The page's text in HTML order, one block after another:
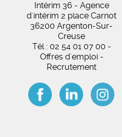
Intérim 36 - Agence
d'intérim 2 place Carnot
36200 Argenton-Sur-
Creuse
Tél : 02 54 01 07 00 -
Offres d'emploi -
Recrutement